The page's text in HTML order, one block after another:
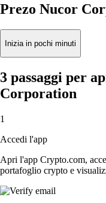
Prezo Nucor
Inizia in pochi minuti
3 passaggi per
Corporation
1
Accedi l'app
Apri l'app Crypto.com,
portafoglio crypto e